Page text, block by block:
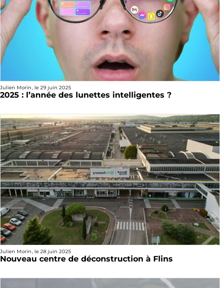
Julien Morin, le 29 juin 2025
2025 : l’année des lunettes intelligentes ?
Julien Morin, le 28 juin 2025
Nouveau centre de déconstruction à Flins